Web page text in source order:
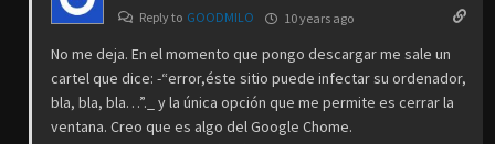
Reply to GOODMILO 10 years ago
No me deja. En el momento que pongo descargar me sale un
cartel que dice: -“error,éste sitio puede infectar su ordenador,
bla, bla, bla…”._ y la única opción que me permite es cerrar la
ventana. Creo que es algo del Google Chome.